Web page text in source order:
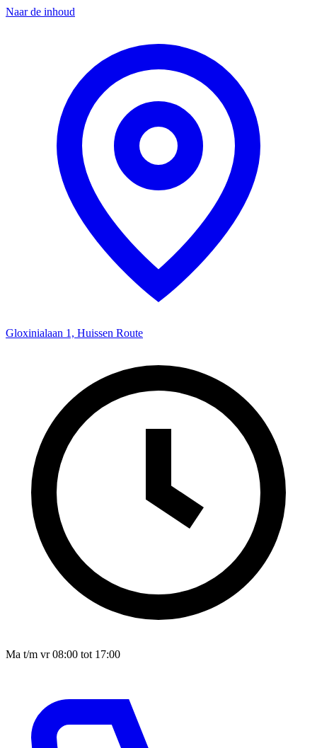
Naar de inhoud
Gloxinialaan 1, Huissen Route
Ma t/m vr 08:00 tot 17:00